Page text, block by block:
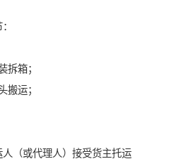
拆箱；
搬运；
（或代理人）接受货主托运